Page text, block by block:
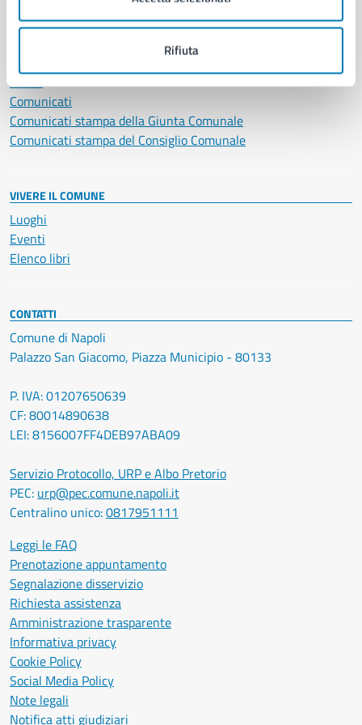
Rifiuta
Avvisi
Comunicati
Comunicati stampa della Giunta Comunale
Comunicati stampa del Consiglio Comunale
VIVERE IL COMUNE
Luoghi
Eventi
Elenco libri
CONTATTI
Comune di Napoli
Palazzo San Giacomo, Piazza Municipio - 80133
P. IVA: 01207650639
CF: 80014890638
LEI: 8156007FF4DEB97ABA09
Servizio Protocollo, URP e Albo Pretorio
PEC: urp@pec.comune.napoli.it
Centralino unico:0817951111
Leggi le FAQ
Prenotazione appuntamento
Segnalazione disservizio
Richiesta assistenza
Amministrazione trasparente
Informativa privacy
Cookie Policy
Social Media Policy
Note legali
Notifica atti giudiziari